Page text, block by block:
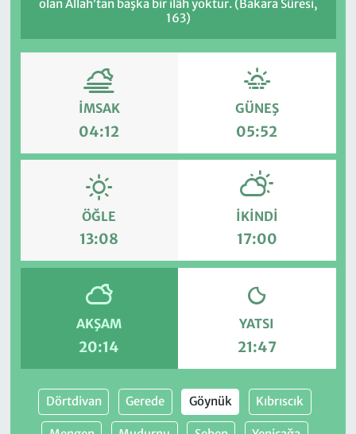
olan Allah’tan başka bir ilâh yoktur. (Bakara Sûresi,
163)
İMSAK
04:12
GÜNEŞ
05:52
ÖĞLE
13:08
İKINDI
17:00
AKŞAM
20:14
YATSI
21:47
Dörtdivan Gerede Göynük Kıbrıscık